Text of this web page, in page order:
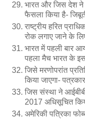
भारत और जिस देश
फैसला किया है-
राष्ट्रीय हरित
रोक लगाए जाने के
भारत में पहली बार
पहला मैच भारत के
जिसे मरणोपरांत
किया जाएगा-
जिस संस्था ने
2017 अधिसूचित
अमेरिकी पत्रिका